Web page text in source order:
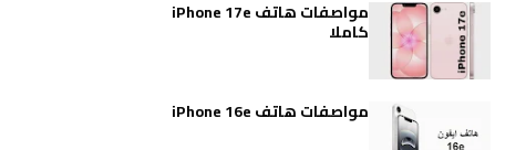
مواصفات هاتف iPhone 17e
كاملا
مواصفات هاتف iPhone 16e